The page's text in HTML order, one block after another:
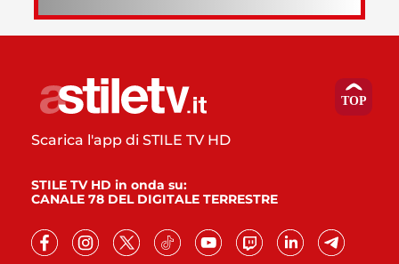
Scarica l'app di STILE TV HD
STILE TV HD in onda su:
CANALE 78 DEL DIGITALE TERRESTRE